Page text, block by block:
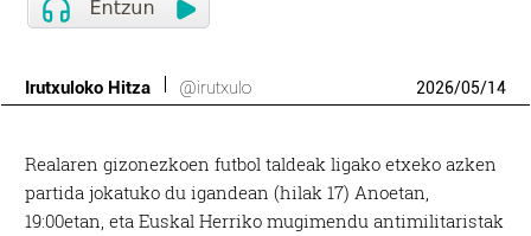
Irutxuloko Hitza @irutxulo 2026/05/14
Realaren gizonezkoen futbol taldeak ligako etxeko azken
partida jokatuko du igandean (hilak 17) Anoetan,
19:00etan, eta Euskal Herriko mugimendu antimilitaristak